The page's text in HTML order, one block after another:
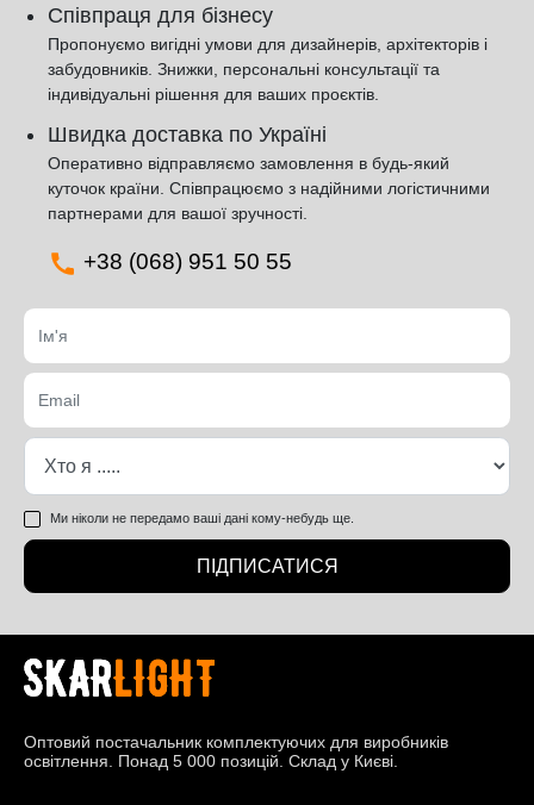
Співпраця для бізнесу
Пропонуємо вигідні умови для дизайнерів, архітекторів і
забудовників. Знижки, персональні консультації та
індивідуальні рішення для ваших проєктів.
Швидка доставка по Україні
Оперативно відправляємо замовлення в будь-який
куточок країни. Співпрацюємо з надійними логістичними
партнерами для вашої зручності.
+38 (068) 951 50 55
Ми ніколи не передамо ваші дані кому-небудь ще.
ПІДПИСАТИСЯ
Оптовий постачальник комплектуючих для виробників
освітлення. Понад 5 000 позицій. Склад у Києві.